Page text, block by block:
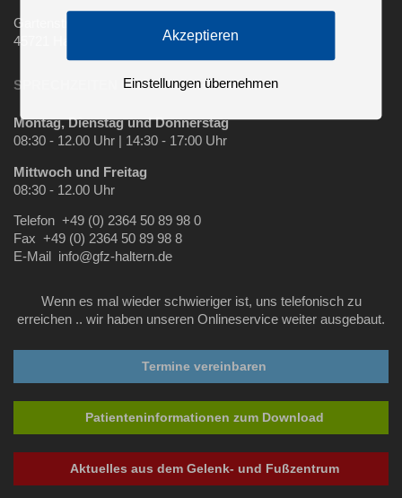
Gartenstr. 2
45721 Haltern am See
SPRECHZEITEN G&F HALTERN AM SEE
Montag, Dienstag und Donnerstag
08:30 - 12.00 Uhr | 14:30 - 17:00 Uhr
Mittwoch und Freitag
08:30 - 12.00 Uhr
Telefon +49 (0) 2364 50 89 98 0
Fax +49 (0) 2364 50 89 98 8
E-Mail info@gfz-haltern.de
Wenn es mal wieder schwieriger ist, uns telefonisch zu
erreichen .. wir haben unseren Onlineservice weiter ausgebaut.
Termine vereinbaren
Patienteninformationen zum Download
Aktuelles aus dem Gelenk- und Fußzentrum
Akzeptieren
Einstellungen übernehmen